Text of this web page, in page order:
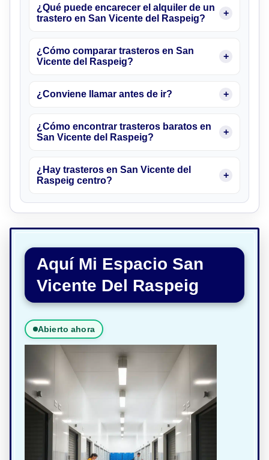
¿Qué puede encarecer el alquiler de un
trastero en San Vicente del Raspeig?
¿Cómo comparar trasteros en San
Vicente del Raspeig?
¿Conviene llamar antes de ir?
¿Cómo encontrar trasteros baratos en
San Vicente del Raspeig?
¿Hay trasteros en San Vicente del
Raspeig centro?
Aquí Mi Espacio San
Vicente Del Raspeig
Abierto ahora